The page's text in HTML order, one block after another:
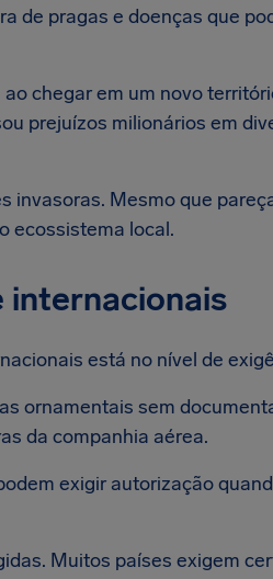
de pragas e doenças que
chegar em um novo
prejuízos milionários em
invasoras. Mesmo que
ecossistema local.
internacionais
está no nível de
ornamentais sem
da companhia aérea.
exigir autorização
Muitos países exigem